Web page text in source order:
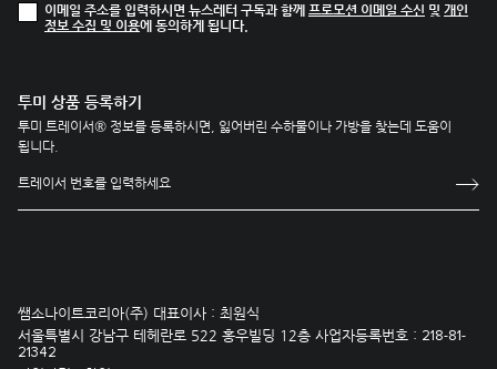
이메일 주소를 입력하시면 뉴스레터 구독과 함께 프로모션 이메일 수신 및 개인
정보 수집 및 이용에 동의하게 됩니다.
투미 상품 등록하기
투미 트레이서® 정보를 등록하시면, 잃어버린 수하물이나 가방을 찾는데 도움이
됩니다.
쌤소나이트코리아(주) 대표이사 : 최원식
서울특별시 강남구 테헤란로 522 홍우빌딩 12층 사업자등록번호 : 218-81-
21342